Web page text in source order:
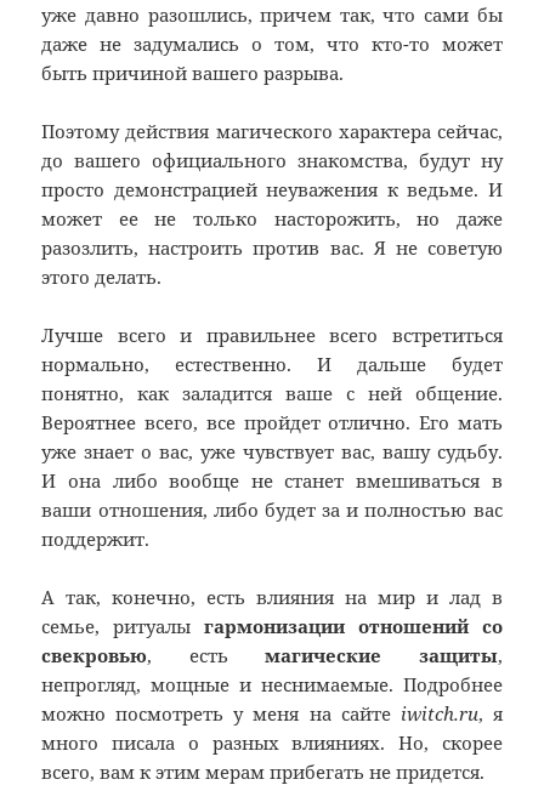
уже давно разошлись, причем так, что сами бы
даже не задумались о том, что кто-то может
быть причиной вашего разрыва.
Поэтому действия магического характера сейчас,
до вашего официального знакомства, будут ну
просто демонстрацией неуважения к ведьме. И
может ее не только насторожить, но даже
разозлить, настроить против вас. Я не советую
этого делать.
Лучше всего и правильнее всего встретиться
нормально, естественно. И дальше будет
понятно, как заладится ваше с ней общение.
Вероятнее всего, все пройдет отлично. Его мать
уже знает о вас, уже чувствует вас, вашу судьбу.
И она либо вообще не станет вмешиваться в
ваши отношения, либо будет за и полностью вас
поддержит.
А так, конечно, есть влияния на мир и лад в
семье, ритуалы гармонизации отношений со
свекровью, естьмагические защиты,
непрогляд, мощные и неснимаемые. Подробнее
можно посмотреть у меня на сайте iwitch.ru, я
много писала о разных влияниях. Но, скорее
всего, вам к этим мерам прибегать не придется.